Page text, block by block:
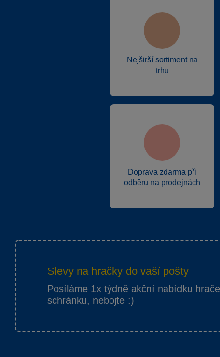
Nejširší sortiment na
trhu
Doprava zdarma při
odběru na prodejnách
Slevy na hračky do vaší pošty
Posíláme 1x týdně akční nabídku
schránku, nebojte :)